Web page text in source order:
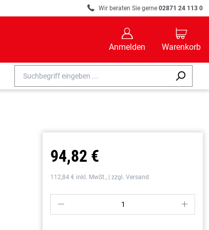
R Wir beraten Sie gerne 02871 24 113 0
B
Anmelden
C
Warenkorb
94,82 €
112,84 € inkl. MwSt., | zzgl. Versand
P S